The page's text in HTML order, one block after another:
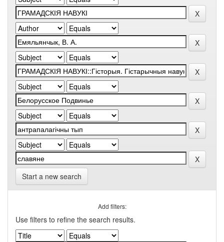
Start a new search
Add filters:
Use filters to refine the search results.